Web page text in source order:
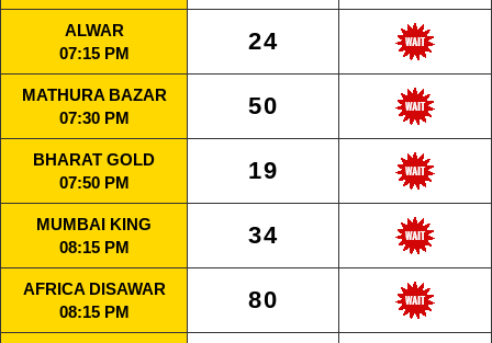
ALWAR
07:15 PM
24
MATHURA BAZAR
07:30 PM
50
BHARAT GOLD
07:50 PM
19
MUMBAI KING
08:15 PM
34
AFRICA DISAWAR
08:15 PM
80